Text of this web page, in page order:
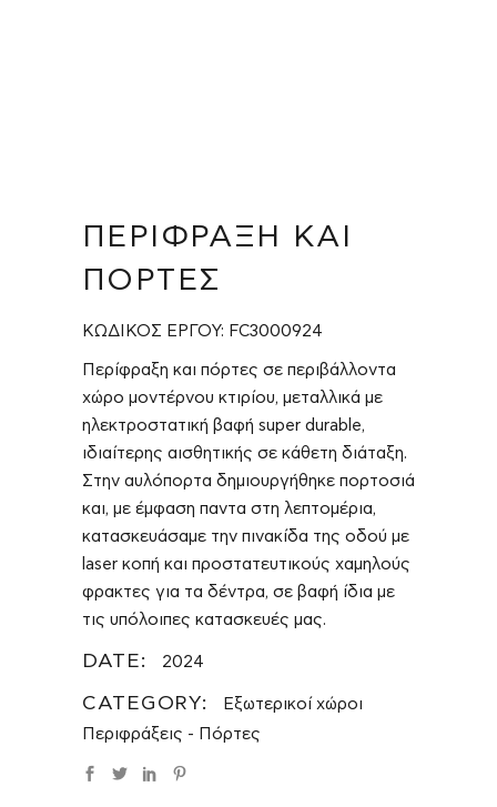
ΠΕΡΊΦΡΑΞΗ ΚΑΙ
ΠΌΡΤΕΣ
ΚΩΔΙΚΟΣ ΕΡΓΟΥ: FC3000924
Περίφραξη και πόρτες σε περιβάλλοντα
χώρο μοντέρνου κτιρίου, μεταλλικά με
ηλεκτροστατική βαφή super durable,
ιδιαίτερης αισθητικής σε κάθετη διάταξη.
Στην αυλόπορτα δημιουργήθηκε πορτοσιά
και, με έμφαση παντα στη λεπτομέρια,
κατασκευάσαμε την πινακίδα της οδού με
laser κοπή και προστατευτικούς χαμηλούς
φρακτες για τα δέντρα, σε βαφή ίδια με
τις υπόλοιπες κατασκευές μας.
DATE: 2024
CATEGORY:
Εξωτερικοί χώροι
Περιφράξεις - Πόρτες